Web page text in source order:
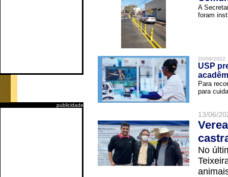
publicidade
A
foram
20/06/2022
USP
Para
para
13/06/
No